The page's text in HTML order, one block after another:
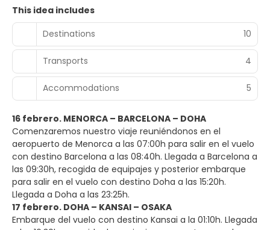
This idea includes
Destinations
10
Transports 4
Accommodations 5
16 febrero. MENORCA – BARCELONA – DOHA
Comenzaremos nuestro viaje reuniéndonos en el
aeropuerto de Menorca a las 07:00h para salir en el vuelo
con destino Barcelona a las 08:40h. Llegada a Barcelona a
las 09:30h, recogida de equipajes y posterior embarque
para salir en el vuelo con destino Doha a las 15:20h.
Llegada a Doha a las 23:25h.
17 febrero. DOHA – KANSAI – OSAKA
Embarque del vuelo con destino Kansai a la 01:10h. Llegada